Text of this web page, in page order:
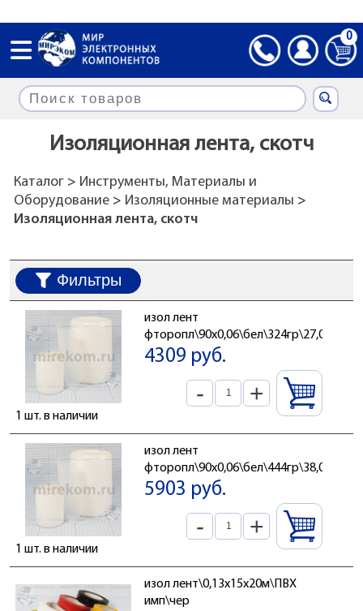
0
Изоляционная лента, скотч
Каталог> Инструменты, Материалы и
Оборудование> Изоляционные материалы >
Изоляционная лента, скотч
Фильтры
изол лент
фторопл\90x0,06\бел\324гр\27,0м\
4309 руб.
- +
1 шт. в наличии
изол лент
фторопл\90x0,06\бел\444гр\38,0м\
5903 руб.
- +
1 шт. в наличии
изол лент\0,13x15x20м\ПВХ
имп\чер